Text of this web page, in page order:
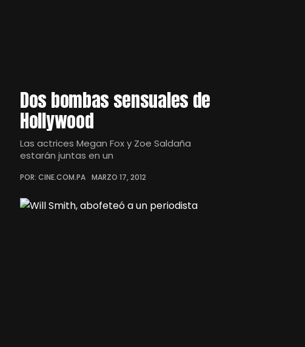
Dos bombas sensuales de
Hollywood
Las actrices Megan Fox y Zoe Saldaña
estarán juntas en un
POR: CINE.COM.PA MARZO 17, 2012